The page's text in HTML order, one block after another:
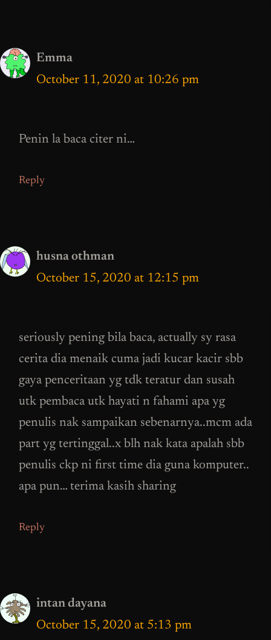
Emma
October 11, 2020 at 10:26 pm
Penin la baca citer ni…
Reply
husna othman
October 15, 2020 at 12:15 pm
seriously pening bila baca, actually sy rasa
cerita dia menaik cuma jadi kucar kacir sbb
gaya penceritaan yg tdk teratur dan susah
utk pembaca utk hayati n fahami apa yg
penulis nak sampaikan sebenarnya..mcm ada
part yg tertinggal..x blh nak kata apalah sbb
penulis ckp ni first time dia guna komputer..
apa pun… terima kasih sharing
Reply
intan dayana
October 15, 2020 at 5:13 pm